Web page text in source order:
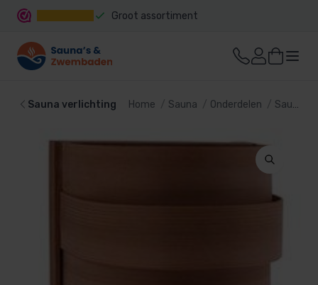
Groot assortiment
Sauna verlichting Home Sauna Onderdelen Sauna verlichting